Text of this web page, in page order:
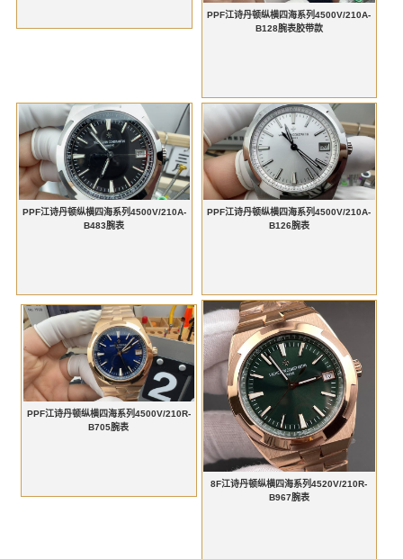
PPF江诗丹顿纵横四海系列4500V/210A-
B128腕表胶带款
PPF江诗丹顿纵横四海系列4500V/210A-
B483腕表
PPF江诗丹顿纵横四海系列4500V/210A-
B126腕表
PPF江诗丹顿纵横四海系列4500V/210R-
B705腕表
8F江诗丹顿纵横四海系列4520V/210R-
B967腕表